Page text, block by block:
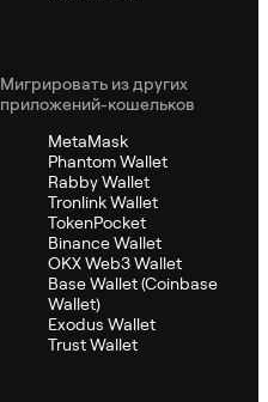
Мигрировать из других
приложений-кошельков
MetaMask
Phantom Wallet
Rabby Wallet
Tronlink Wallet
TokenPocket
Binance Wallet
OKX Web3 Wallet
Base Wallet (Coinbase
Wallet)
Exodus Wallet
Trust Wallet